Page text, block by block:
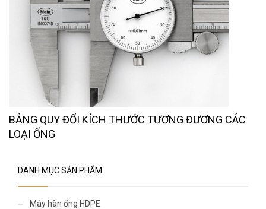
BẢNG QUY ĐỔI KÍCH THƯỚC TƯƠNG ĐƯƠNG CÁC
LOẠI ỐNG
DANH MỤC SẢN PHẨM
Máy hàn ống HDPE